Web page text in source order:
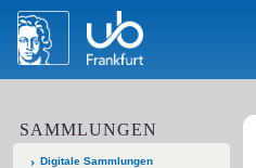
SAMMLUNGEN
Digitale Sammlungen